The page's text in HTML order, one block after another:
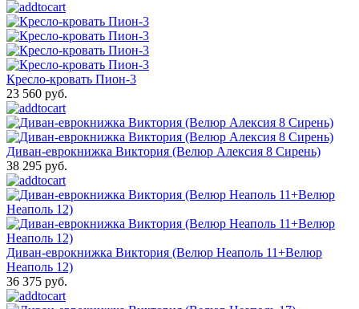
Кресло-кровать Пион-3
23 560 руб.
Диван-еврокнижка Виктория (Велюр Алексия 8 Сирень)
38 295 руб.
Диван-еврокнижка Виктория (Велюр Неаполь 11+Велюр
Неаполь 12)
36 375 руб.